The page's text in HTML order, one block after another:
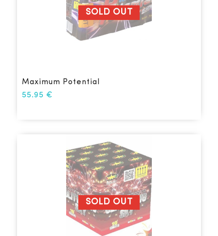
SOLD OUT
Maximum Potential
55.95 €
SOLD OUT